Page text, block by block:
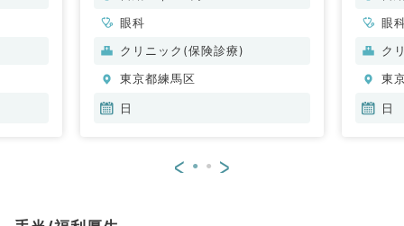
眼科
クリニック(保険診療)
東京都練馬区
日
眼
ク
東
日
< >